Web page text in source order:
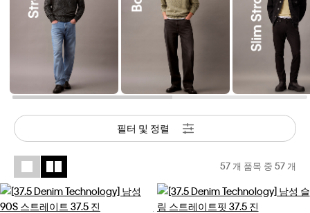
필터 및 정렬
57 개 품목 중 57 개